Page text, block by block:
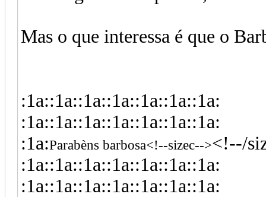
Mas o que interessa é que o
:1a::1a::1a::1a::1a::1a::1a:
:1a::1a::1a::1a::1a::1a::1a:
:1a:Parabèns barbosa<!--sizec--><!--/
:1a::1a::1a::1a::1a::1a::1a:
:1a::1a::1a::1a::1a::1a::1a: